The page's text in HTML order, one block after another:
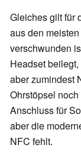
Gleiches gilt für
aus den
verschwunden
Headset
aber zumindest
Ohrstöpsel
Anschluss für
aber die
NFC fehlt.